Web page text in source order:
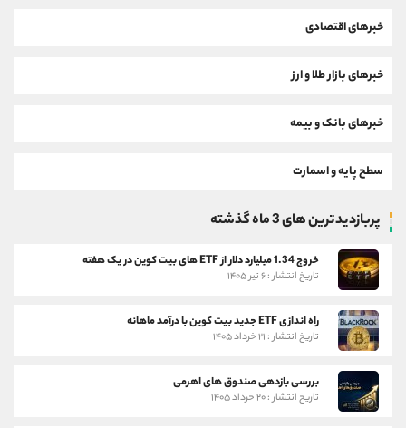
خبرهای اقتصادی
خبرهای بازار طلا و ارز
خبرهای بانک و بیمه
سطح پایه و اسمارت
پربازدیدترین های 3 ماه گذشته
خروج 1.34 میلیارد دلار از ETF های بیت کوین در یک هفته
تاریخ انتشار : ۶ تیر ۱۴۰۵
راه اندازی ETF جدید بیت کوین با درآمد ماهانه
تاریخ انتشار : ۲۱ خرداد ۱۴۰۵
بررسی بازدهی صندوق های اهرمی
تاریخ انتشار : ۲۰ خرداد ۱۴۰۵